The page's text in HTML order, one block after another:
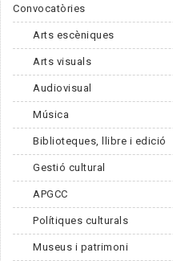
Convocatòries
Arts escèniques
Arts visuals
Audiovisual
Música
Biblioteques, llibre i edició
Gestió cultural
APGCC
Polítiques culturals
Museus i patrimoni